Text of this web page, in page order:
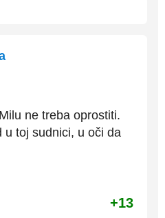
ne treba oprostiti.
u toj sudnici, u oči da
+13